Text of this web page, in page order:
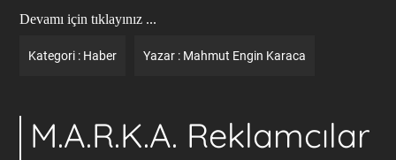
Devamı için tıklayınız ...
Kategori : Haber Yazar : Mahmut Engin Karaca
M.A.R.K.A. Reklamcılar